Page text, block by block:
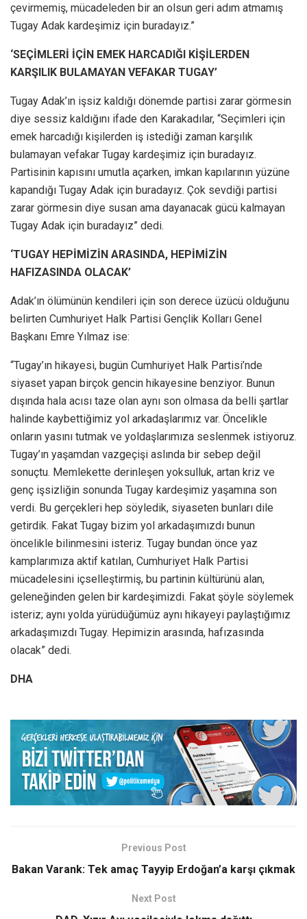
çevirmemiş, mücadeleden bir an olsun geri adım atmamış
Tugay Adak kardeşimiz için buradayız.”
‘SEÇİMLERİ İÇİN EMEK HARCADIĞI KİŞİLERDEN
KARŞILIK BULAMAYAN VEFAKAR TUGAY’
Tugay Adak’ın işsiz kaldığı dönemde partisi zarar görmesin
diye sessiz kaldığını ifade den Karakadılar, “Seçimleri için
emek harcadığı kişilerden iş istediği zaman karşılık
bulamayan vefakar Tugay kardeşimiz için buradayız.
Partisinin kapısını umutla açarken, imkan kapılarının yüzüne
kapandığı Tugay Adak için buradayız. Çok sevdiği partisi
zarar görmesin diye susan ama dayanacak gücü kalmayan
Tugay Adak için buradayız” dedi.
‘TUGAY HEPİMİZİN ARASINDA, HEPİMİZİN
HAFIZASINDA OLACAK’
Adak’ın ölümünün kendileri için son derece üzücü olduğunu
belirten Cumhuriyet Halk Partisi Gençlik Kolları Genel
Başkanı Emre Yılmaz ise:
“Tugay’ın hikayesi, bugün Cumhuriyet Halk Partisi’nde
siyaset yapan birçok gencin hikayesine benziyor. Bunun
dışında hala acısı taze olan aynı son olmasa da belli şartlar
halinde kaybettiğimiz yol arkadaşlarımız var. Öncelikle
onların yasını tutmak ve yoldaşlarımıza seslenmek istiyoruz.
Tugay’ın yaşamdan vazgeçişi aslında bir sebep değil
sonuçtu. Memlekette derinleşen yoksulluk, artan kriz ve
genç işsizliğin sonunda Tugay kardeşimiz yaşamına son
verdi. Bu gerçekleri hep söyledik, siyaseten bunları dile
getirdik. Fakat Tugay bizim yol arkadaşımızdı bunun
öncelikle bilinmesini isteriz. Tugay bundan önce yaz
kamplarımıza aktif katılan, Cumhuriyet Halk Partisi
mücadelesini içselleştirmiş, bu partinin kültürünü alan,
geleneğinden gelen bir kardeşimizdi. Fakat şöyle söylemek
isteriz; aynı yolda yürüdüğümüz aynı hikayeyi paylaştığımız
arkadaşımızdı Tugay. Hepimizin arasında, hafızasında
olacak” dedi.
DHA
Previous Post
Bakan Varank: Tek amaç Tayyip Erdoğan’a karşı çıkmak
Next Post